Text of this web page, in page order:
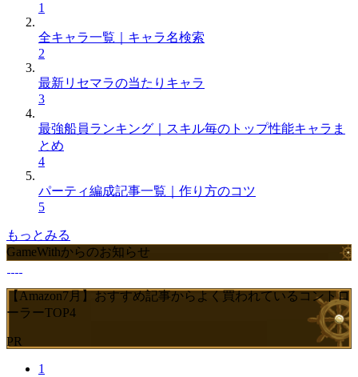
1
全キャラ一覧｜キャラ名検索
2
最新リセマラの当たりキャラ
3
最強船員ランキング｜スキル毎のトップ性能キャラま
とめ
4
パーティ編成記事一覧｜作り方のコツ
5
もっとみる
GameWithからのお知らせ
【Amazon7月】おすすめ記事からよく買われているコントロ
ーラーTOP4
PR
1